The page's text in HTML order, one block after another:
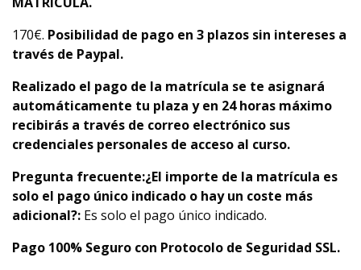
170€. Posibilidad de pago en 3 plazos sin intereses a
través de Paypal.
Realizado el pago de la matrícula se te asignará
automáticamente tu plaza y en 24 horas máximo
recibirás a través de correo electrónico sus
credenciales personales de acceso al curso.
Pregunta frecuente:¿El importe de la matrícula es
solo el pago único indicado o hay un coste más
adicional?: Es solo el pago único indicado.
Pago 100% Seguro con Protocolo de Seguridad SSL.